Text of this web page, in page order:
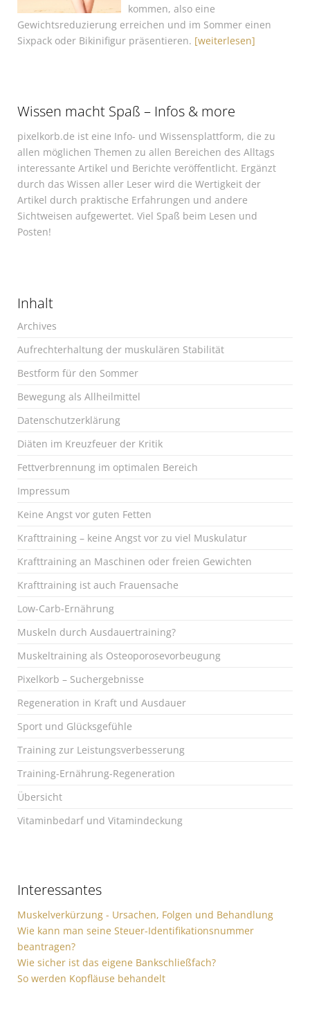
kommen, also eine
Gewichtsreduzierung erreichen und im Sommer einen
Sixpack oder Bikinifigur präsentieren. [weiterlesen]
Wissen macht Spaß – Infos & more
pixelkorb.de ist eine Info- und Wissensplattform, die zu
allen möglichen Themen zu allen Bereichen des Alltags
interessante Artikel und Berichte veröffentlicht. Ergänzt
durch das Wissen aller Leser wird die Wertigkeit der
Artikel durch praktische Erfahrungen und andere
Sichtweisen aufgewertet. Viel Spaß beim Lesen und
Posten!
Inhalt
Archives
Aufrechterhaltung der muskulären Stabilität
Bestform für den Sommer
Bewegung als Allheilmittel
Datenschutzerklärung
Diäten im Kreuzfeuer der Kritik
Fettverbrennung im optimalen Bereich
Impressum
Keine Angst vor guten Fetten
Krafttraining – keine Angst vor zu viel Muskulatur
Krafttraining an Maschinen oder freien Gewichten
Krafttraining ist auch Frauensache
Low-Carb-Ernährung
Muskeln durch Ausdauertraining?
Muskeltraining als Osteoporosevorbeugung
Pixelkorb – Suchergebnisse
Regeneration in Kraft und Ausdauer
Sport und Glücksgefühle
Training zur Leistungsverbesserung
Training-Ernährung-Regeneration
Übersicht
Vitaminbedarf und Vitamindeckung
Interessantes
Muskelverkürzung - Ursachen, Folgen und Behandlung
Wie kann man seine Steuer-Identifikationsnummer
beantragen?
Wie sicher ist das eigene Bankschließfach?
So werden Kopfläuse behandelt